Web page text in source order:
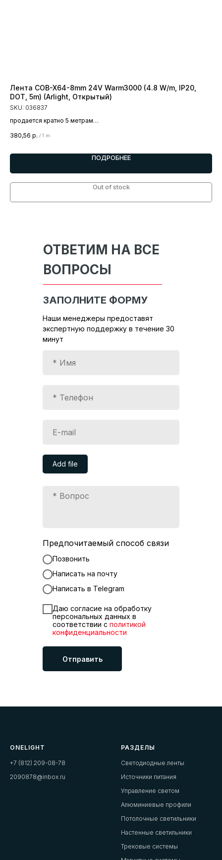
Лента COB-X64-8mm 24V Warm3000 (4.8 W/m, IP20,
DOT, 5m) (Arlight, Открытый)
SKU: 036837
продается кратно 5 метрам
380,56 р. / 1 m
ПОДРОБНЕЕ
Out of stock
Add file
Предпочитаемый способ связи
Позвонить
Написать на почту
Написать в Telegram
Даю согласие на обработку
персональных данных в
соответствии с политикой
конфиденциальности
Отправить
ОТВЕТИМ НА ВСЕ
ВОПРОСЫ
Наши менеджеры предоставят
экспертную поддержку в течение 30
минут
ЗАПОЛНИТЕ ФОРМУ
ONELIGHT
+7 (812) 209-08-78
2090878@inbox.ru
РАЗДЕЛЫ
Светодиодные ленты
Источники питания
Управление светом
Алюминиевые профили
Потолочные светильники
Настенные светильники
Трековые системы